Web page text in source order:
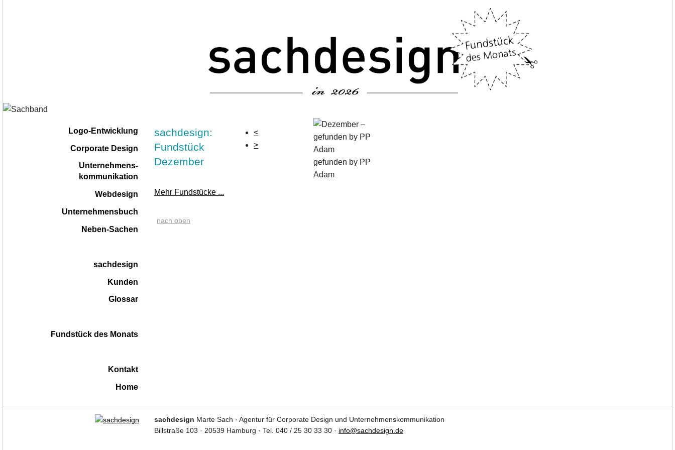
sachdesign:
Fundstück
Dezember
<
>
gefunden by PP
Adam
Mehr Fundstücke ...
nach oben
Navigation
Logo-Entwicklung
Corporate Design
Unternehmens-
kommunikation
Webdesign
Unternehmensbuch
Neben-Sachen
sachdesign
Kunden
Glossar
Fundstück des Monats
Kontakt
Home
sachdesign Marte Sach · Agentur für Corporate Design und Unternehmenskommunikation
Billstraße 103 · 20539 Hamburg · Tel. 040 / 25 30 33 30 · info@sachdesign.de